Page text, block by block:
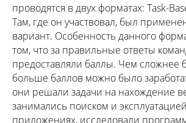
проводятся в двух форматах: Task-
Там, где он участвовал, был
вариант. Особенность данного
том, что за правильные ответы
предоставляли баллы. Чем сложнее
больше баллов можно было
они решали задачи на нахождение
занимались поиском и
приложениях, исследовали